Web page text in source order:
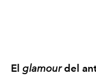
El glamourdel